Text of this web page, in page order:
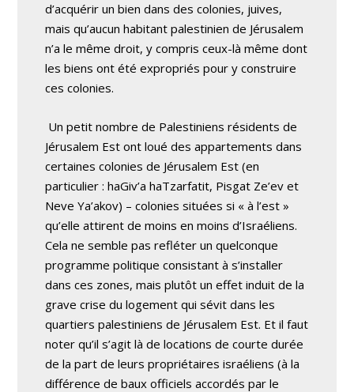
d’acquérir un bien dans des colonies, juives,
mais qu’aucun habitant palestinien de Jérusalem
n’a le même droit, y compris ceux-là même dont
les biens ont été expropriés pour y construire
ces colonies.
Un petit nombre de Palestiniens résidents de
Jérusalem Est ont loué des appartements dans
certaines colonies de Jérusalem Est (en
particulier : haGiv’a haTzarfatit, Pisgat Ze’ev et
Neve Ya’akov) – colonies situées si « à l’est »
qu’elle attirent de moins en moins d’Israéliens.
Cela ne semble pas refléter un quelconque
programme politique consistant à s’installer
dans ces zones, mais plutôt un effet induit de la
grave crise du logement qui sévit dans les
quartiers palestiniens de Jérusalem Est. Et il faut
noter qu’il s’agit là de locations de courte durée
de la part de leurs propriétaires israéliens (à la
différence de baux officiels accordés par le